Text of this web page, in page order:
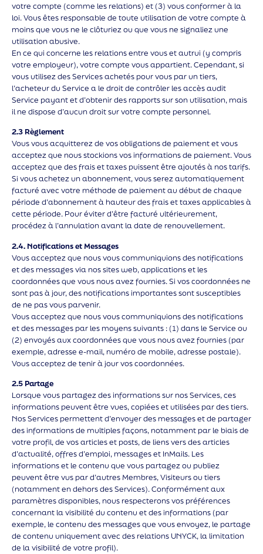
votre compte (comme les relations) et (3) vous conformer à la
loi. Vous êtes responsable de toute utilisation de votre compte à
moins que vous ne le clôturiez ou que vous ne signaliez une
utilisation abusive.
En ce qui concerne les relations entre vous et autrui (y compris
votre employeur), votre compte vous appartient. Cependant, si
vous utilisez des Services achetés pour vous par un tiers,
l’acheteur du Service a le droit de contrôler les accès audit
Service payant et d’obtenir des rapports sur son utilisation, mais
il ne dispose d’aucun droit sur votre compte personnel.
2.3 Règlement
Vous vous acquitterez de vos obligations de paiement et vous
acceptez que nous stockions vos informations de paiement. Vous
acceptez que des frais et taxes puissent être ajoutés à nos tarifs.
Si vous achetez un abonnement, vous serez automatiquement
facturé avec votre méthode de paiement au début de chaque
période d’abonnement à hauteur des frais et taxes applicables à
cette période. Pour éviter d’être facturé ultérieurement,
procédez à l’annulation avant la date de renouvellement.
2.4. Notifications et Messages
Vous acceptez que nous vous communiquions des notifications
et des messages via nos sites web, applications et les
coordonnées que vous nous avez fournies. Si vos coordonnées ne
sont pas à jour, des notifications importantes sont susceptibles
de ne pas vous parvenir.
Vous acceptez que nous vous communiquions des notifications
et des messages par les moyens suivants : (1) dans le Service ou
(2) envoyés aux coordonnées que vous nous avez fournies (par
exemple, adresse e-mail, numéro de mobile, adresse postale).
Vous acceptez de tenir à jour vos coordonnées.
2.5 Partage
Lorsque vous partagez des informations sur nos Services, ces
informations peuvent être vues, copiées et utilisées par des tiers.
Nos Services permettent d’envoyer des messages et de partager
des informations de multiples façons, notamment par le biais de
votre profil, de vos articles et posts, de liens vers des articles
d’actualité, offres d’emploi, messages et InMails. Les
informations et le contenu que vous partagez ou publiez
peuvent être vus par d’autres Membres, Visiteurs ou tiers
(notamment en dehors des Services). Conformément aux
paramètres disponibles, nous respecterons vos préférences
concernant la visibilité du contenu et des informations (par
exemple, le contenu des messages que vous envoyez, le partage
de contenu uniquement avec des relations UNYCK, la limitation
de la visibilité de votre profil).